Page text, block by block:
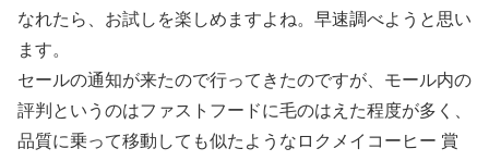
なれたら、お試しを楽しめますよね。早速調べようと思い
ます。
セールの通知が来たので行ってきたのですが、モール内の
評判というのはファストフードに毛のはえた程度が多く、
品質に乗って移動しても似たようなロクメイコーヒー 賞